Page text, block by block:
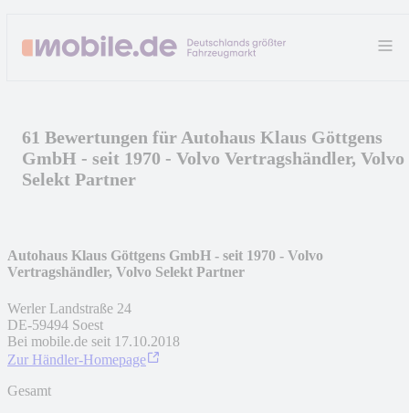
61 Bewertungen für Autohaus Klaus Göttgens
GmbH - seit 1970 - Volvo Vertragshändler, Volvo
Selekt Partner
Autohaus Klaus Göttgens GmbH - seit 1970 - Volvo
Vertragshändler, Volvo Selekt Partner
Werler Landstraße 24
DE-59494 Soest
Bei mobile.de seit 17.10.2018
Zur Händler-Homepage
Gesamt